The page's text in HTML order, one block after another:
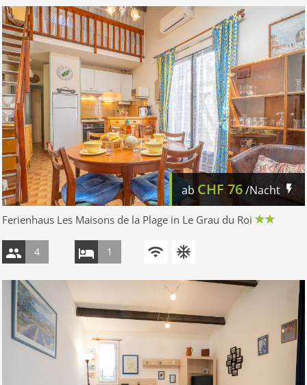
ab CHF76/Nacht
Ferienhaus Les Maisons de la Plage in Le Grau du Roi
4 1